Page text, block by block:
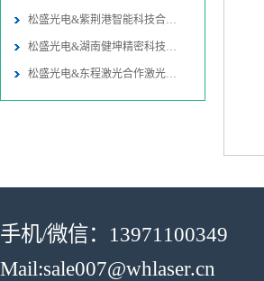
松盛光电&紫荆港智能科技合作激
松盛光电&湖南健坤精密科技合作
松盛光电&东程激光合作激光切割
手机/微信：13971100349
Mail:sale007@whlaser.cn